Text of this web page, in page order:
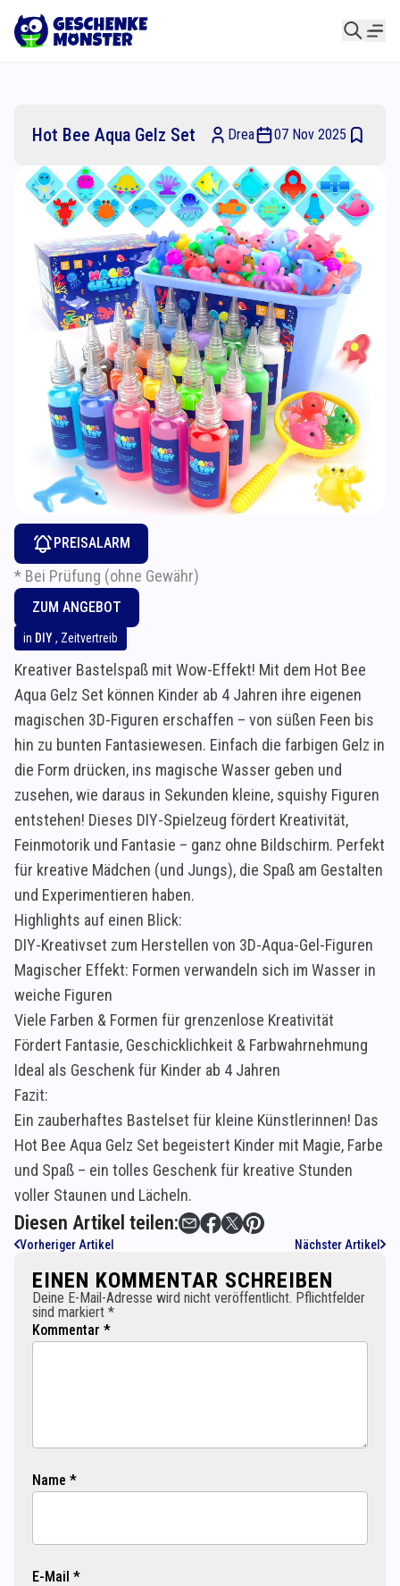
Hot Bee Aqua Gelz Set Drea 07 Nov 2025
PREISALARM
* Bei Prüfung (ohne Gewähr)
ZUM ANGEBOT
in DIY, Zeitvertreib
Kreativer Bastelspaß mit Wow-Effekt! Mit dem Hot Bee
Aqua Gelz Set können Kinder ab 4 Jahren ihre eigenen
magischen 3D-Figuren erschaffen – von süßen Feen bis
hin zu bunten Fantasiewesen. Einfach die farbigen Gelz in
die Form drücken, ins magische Wasser geben und
zusehen, wie daraus in Sekunden kleine, squishy Figuren
entstehen! Dieses DIY-Spielzeug fördert Kreativität,
Feinmotorik und Fantasie – ganz ohne Bildschirm. Perfekt
für kreative Mädchen (und Jungs), die Spaß am Gestalten
und Experimentieren haben.
Highlights auf einen Blick:
DIY-Kreativset zum Herstellen von 3D-Aqua-Gel-Figuren
Magischer Effekt: Formen verwandeln sich im Wasser in
weiche Figuren
Viele Farben & Formen für grenzenlose Kreativität
Fördert Fantasie, Geschicklichkeit & Farbwahrnehmung
Ideal als Geschenk für Kinder ab 4 Jahren
Fazit:
Ein zauberhaftes Bastelset für kleine Künstlerinnen! Das
Hot Bee Aqua Gelz Set begeistert Kinder mit Magie, Farbe
und Spaß – ein tolles Geschenk für kreative Stunden
voller Staunen und Lächeln.
Diesen Artikel teilen:
Vorheriger Artikel Nächster Artikel
EINEN KOMMENTAR SCHREIBEN
Deine E-Mail-Adresse wird nicht veröffentlicht. Pflichtfelder
sind markiert *
Kommentar *
Name *
E-Mail *